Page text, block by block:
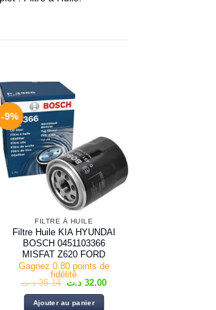
-9%
FILTRE À HUILE
Filtre Huile KIA HYUNDAI
BOSCH 0451103366
MISFAT Z620 FORD
Gagnez 0.80 points de
fidélité
35.14 د.ت
Le
initial
était :
32.00 د.ت
Le
Ajouter au panier